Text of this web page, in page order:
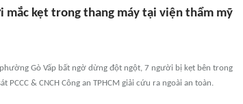
mắc kẹt trong thang máy tại viện thẩm mỹ
Gò Vấp bất ngờ dừng đột ngột, 7 người bị kẹt bên trong
& CNCH Công an TPHCM giải cứu ra ngoài an toàn.